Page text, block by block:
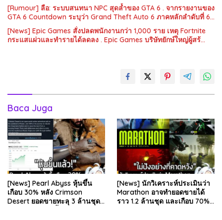
[Rumour] ลือ: ระบบสนทนา NPC สุดล้ำของ GTA 6 . จากรายงานของ
GTA 6 Countdown ระบุว่า Grand Theft Auto 6 ภาคหลักลำดับที่ 6…
[News] Epic Games สั่งปลดพนักงานกว่า 1,000 ราย เหตุ Fortnite
กระแสแผ่วและทำรายได้ลดลง . Epic Games บริษัทยักษ์ใหญ่ผู้สร้…
Baca Juga
[News] Pearl Abyss หุ้นขึ้น
เกือบ 30% หลัง Crimson
Desert ยอดขายทะลุ 3 ล้านชุด
[News] นักวิเคราะห์ประเมินว่า
Marathon อาจทำยอดขายได้
ราว 1.2 ล้านชุด และเกือบ 70%